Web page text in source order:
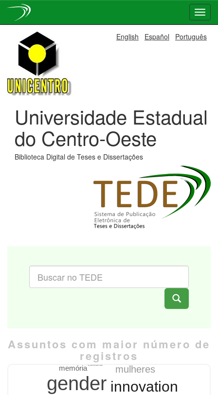
navigation
English Español Português
Universidade Estadual
do Centro-Oeste
Biblioteca Digital de Teses e Dissertações
Assuntos com maior número de
registros
gender innovation
mulheres
memória
nanopartículas
cultura